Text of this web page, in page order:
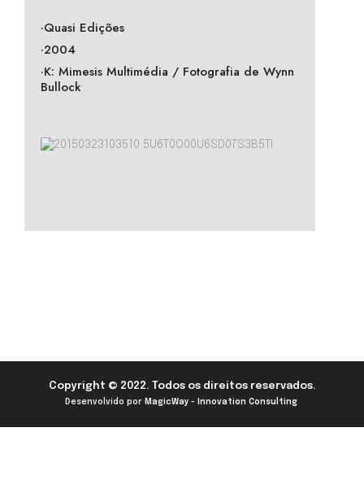
·Quasi Edições
·2004
·K: Mimesis Multimédia / Fotografia de Wynn
Bullock
Copyright © 2022. Todos os direitos reservados.
Desenvolvido por MagicWay - Innovation Consulting